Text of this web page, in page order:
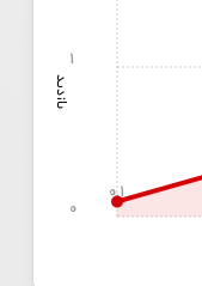
بازدید
0.1
0
1